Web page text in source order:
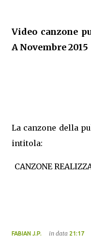
Video canzone
A Novembre 2015
La canzone della
intitola:
CANZONE
FABIAN J.P. in data 21:17